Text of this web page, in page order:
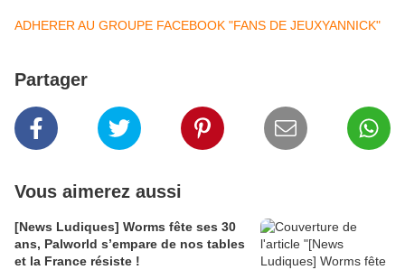
ADHERER AU GROUPE FACEBOOK "FANS DE JEUXYANNICK"
Partager
Vous aimerez aussi
[News Ludiques] Worms fête ses 30
ans, Palworld s’empare de nos tables
et la France résiste !